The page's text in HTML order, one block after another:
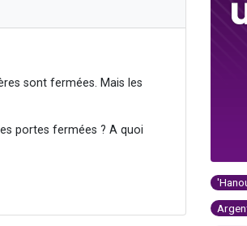
sont fermées. Mais les
portes fermées ? A quoi